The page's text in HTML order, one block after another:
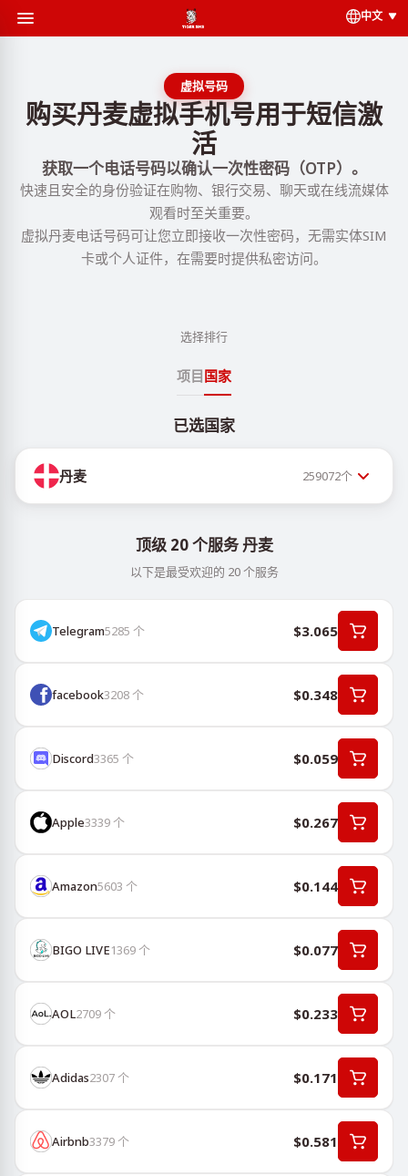
中文
虚拟号码
购买丹麦虚拟手机号用于短信激
活
获取一个电话号码以确认一次性密码（OTP）。
快速且安全的身份验证在购物、银行交易、聊天或在线流媒体
观看时至关重要。
虚拟丹麦电话号码可让您立即接收一次性密码，无需实体SIM
卡或个人证件，在需要时提供私密访问。
选择排行
项目国家
已选国家
丹麦 259072个
顶级 20 个服务 丹麦
以下是最受欢迎的 20 个服务
Telegram5285 个 $3.065
facebook3208个 $0.348
Discord3365 个 $0.059
Apple3339个 $0.267
Amazon5603 个 $0.144
BIGO LIVE1369个 $0.077
AOL2709个 $0.233
Adidas2307个 $0.171
Airbnb3379个 $0.581